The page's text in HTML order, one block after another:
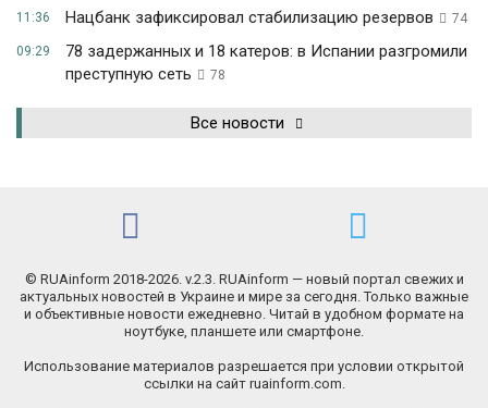
11:36 Нацбанк зафиксировал стабилизацию резервов 74
09:29
78 задержанных и 18 катеров: в Испании разгромили
преступную сеть
78
Все новости
© RUAinform 2018-2026. v.2.3. RUAinform — новый портал свежих и
актуальных новостей в Украине и мире за сегодня. Только важные
и объективные новости ежедневно. Читай в удобном формате на
ноутбуке, планшете или смартфоне.
Использование материалов разрешается при условии открытой
ссылки на сайт ruainform.com.